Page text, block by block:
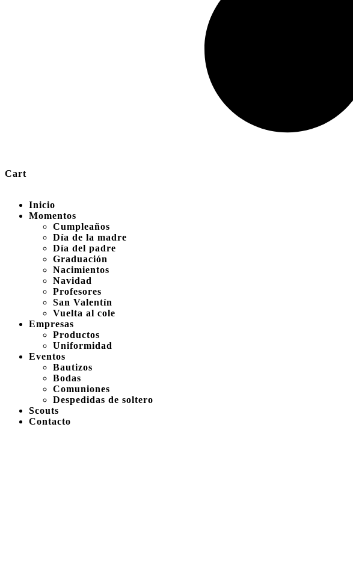
Cart
Inicio
Momentos
Cumpleaños
Día de la madre
Día del padre
Graduación
Nacimientos
Navidad
Profesores
San Valentín
Vuelta al cole
Empresas
Productos
Uniformidad
Eventos
Bautizos
Bodas
Comuniones
Despedidas de soltero
Scouts
Contacto